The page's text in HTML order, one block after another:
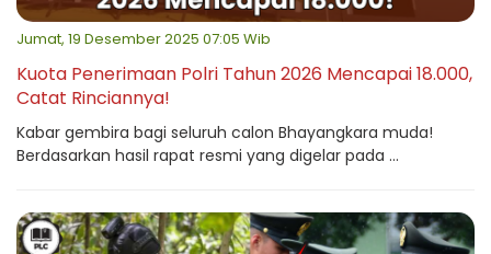
Jumat, 19 Desember 2025 07:05 Wib
Kuota Penerimaan Polri Tahun 2026 Mencapai 18.000,
Catat Rinciannya!
Kabar gembira bagi seluruh calon Bhayangkara muda!
Berdasarkan hasil rapat resmi yang digelar pada ...